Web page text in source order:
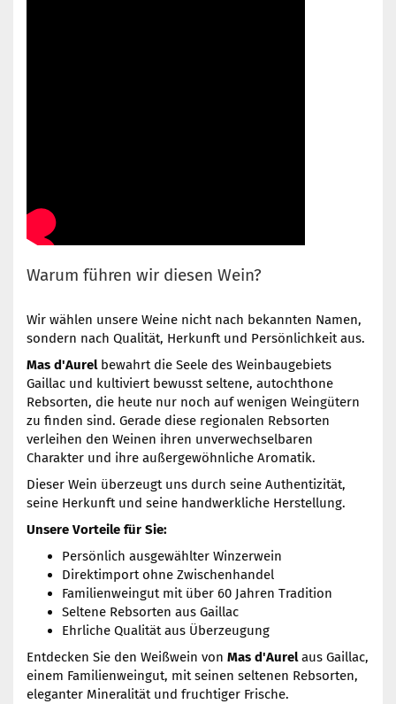
Warum führen wir diesen Wein?
Wir wählen unsere Weine nicht nach bekannten Namen,
sondern nach Qualität, Herkunft und Persönlichkeit aus.
Mas d'Aurelbewahrt die Seele des Weinbaugebiets
Gaillac und kultiviert bewusst seltene, autochthone
Rebsorten, die heute nur noch auf wenigen Weingütern
zu finden sind. Gerade diese regionalen Rebsorten
verleihen den Weinen ihren unverwechselbaren
Charakter und ihre außergewöhnliche Aromatik.
Dieser Wein überzeugt uns durch seine Authentizität,
seine Herkunft und seine handwerkliche Herstellung.
Unsere Vorteile für Sie:
Persönlich ausgewählter Winzerwein
Direktimport ohne Zwischenhandel
Familienweingut mit über 60 Jahren Tradition
Seltene Rebsorten aus Gaillac
Ehrliche Qualität aus Überzeugung
Entdecken Sie den Weißwein von Mas d'Aurelaus Gaillac,
einem Familienweingut, mit seinen seltenen Rebsorten,
eleganter Mineralität und fruchtiger Frische.